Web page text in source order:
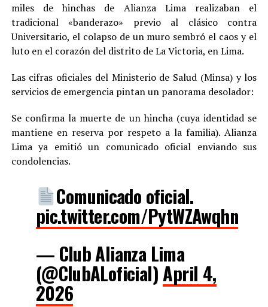
miles de hinchas de Alianza Lima realizaban el
tradicional «banderazo» previo al clásico contra
Universitario, el colapso de un muro sembró el caos y el
luto en el corazón del distrito de La Victoria, en Lima.
Las cifras oficiales del Ministerio de Salud (Minsa) y los
servicios de emergencia pintan un panorama desolador:
Se confirma la muerte de un hincha (cuya identidad se
mantiene en reserva por respeto a la familia). Alianza
Lima ya emitió un comunicado oficial enviando sus
condolencias.
Comunicado oficial.
pic.twitter.com/PytWZAwqhn
— Club Alianza Lima
(@ClubALoficial) April 4,
2026